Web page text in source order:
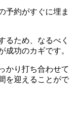
予約がすぐに埋ま
るため、なるべく
成功のカギです。
かり打ち合わせて
を迎えることがで